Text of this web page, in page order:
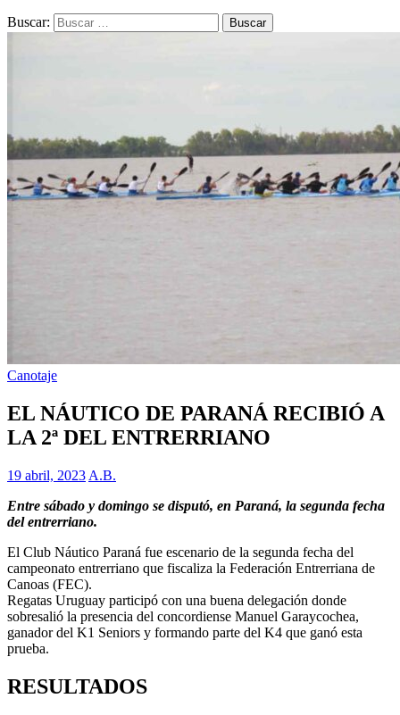
Buscar:
Canotaje
EL NÁUTICO DE PARANÁ RECIBIÓ A
LA 2ª DEL ENTRERRIANO
19 abril, 2023 A.B.
Entre sábado y domingo se disputó, en Paraná, la segunda fecha
del entrerriano.
El Club Náutico Paraná fue escenario de la segunda fecha del
campeonato entrerriano que fiscaliza la Federación Entrerriana de
Canoas (FEC).
Regatas Uruguay participó con una buena delegación donde
sobresalió la presencia del concordiense Manuel Garaycochea,
ganador del K1 Seniors y formando parte del K4 que ganó esta
prueba.
RESULTADOS